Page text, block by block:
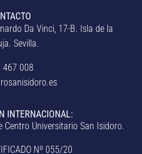
Da Vinci, 17-B. Isla de la
Sevilla.
467 008
INTERNACIONAL:
Centro Universitario San Isidoro.
Nº 055/20